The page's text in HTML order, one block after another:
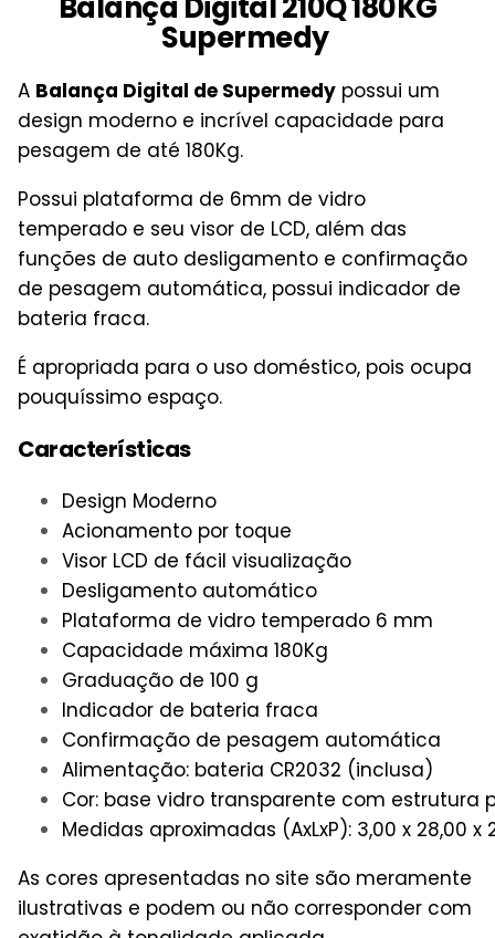
Supermedy
A Balança Digital de Supermedy possui um
design moderno e incrível capacidade para
pesagem de até 180Kg.
Possui plataforma de 6mm de vidro
temperado e seu visor de LCD, além das
funções de auto desligamento e confirmação
de pesagem automática, possui indicador de
bateria fraca.
É apropriada para o uso doméstico, pois ocupa
pouquíssimo espaço.
Características
Design Moderno
Acionamento por toque
Visor LCD de fácil visualização
Desligamento automático
Plataforma de vidro temperado 6 mm
Capacidade máxima 180Kg
Graduação de 100 g
Indicador de bateria fraca
Confirmação de pesagem automática
Alimentação: bateria CR2032 (inclusa)
Cor: base vidro transparente com estrutura
Medidas aproximadas (AxLxP): 3,00 x 28,00 x
As cores apresentadas no site são meramente
ilustrativas e podem ou não corresponder com